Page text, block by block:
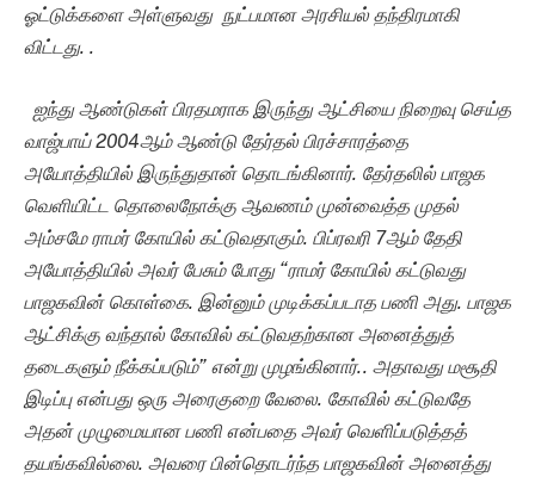
ஓட்டுக்களை அள்ளுவது நுட்பமான அரசியல் தந்திரமாகி
விட்டது. .
ஐந்து ஆண்டுகள் பிரதமராக இருந்து ஆட்சியை நிறைவு செய்த
வாஜ்பாய் 2004ஆம் ஆண்டு தேர்தல் பிரச்சாரத்தை
அயோத்தியில் இருந்துதான் தொடங்கினார். தேர்தலில் பாஜக
வெளியிட்ட தொலைநோக்கு ஆவணம் முன்வைத்த முதல்
அம்சமே ராமர் கோயில் கட்டுவதாகும். பிப்ரவரி 7ஆம் தேதி
அயோத்தியில் அவர் பேசும் போது “ராமர் கோயில் கட்டுவது
பாஜகவின் கொள்கை. இன்னும் முடிக்கப்படாத பணி அது. பாஜக
ஆட்சிக்கு வந்தால் கோவில் கட்டுவதற்கான அனைத்துத்
தடைகளும் நீக்கப்படும்” என்று முழங்கினார்.. அதாவது மசூதி
இடிப்பு என்பது ஒரு அரைகுறை வேலை. கோவில் கட்டுவதே
அதன் முழுமையான பணி என்பதை அவர் வெளிப்படுத்தத்
தயங்கவில்லை. அவரை பின்தொடர்ந்த பாஜகவின் அனைத்து